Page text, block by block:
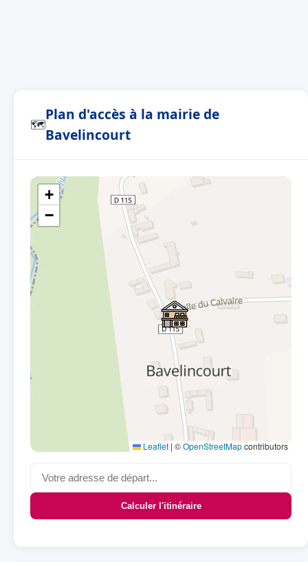
🗺
Plan d'accès à la mairie de
Bavelincourt
+
−
Leaflet | ©OpenStreetMapcontributors
Calculer l'itinéraire